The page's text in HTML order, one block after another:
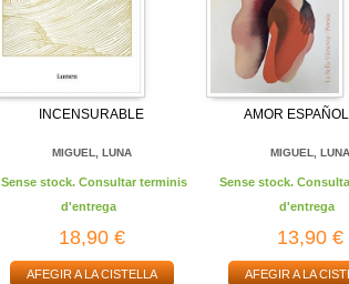
INCENSURABLE
MIGUEL, LUNA
Sense stock. Consultar terminis
d'entrega
18,90 €
AFEGIR A LA CISTELLA
AMOR
MIGUEL, LUNA
Sense stock.
d'entrega
13,90 €
AFEGIR A LA